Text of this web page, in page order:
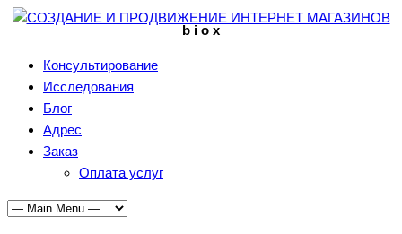
b i o x
Консультирование
Исследования
Блог
Адрес
Заказ
Оплата услуг